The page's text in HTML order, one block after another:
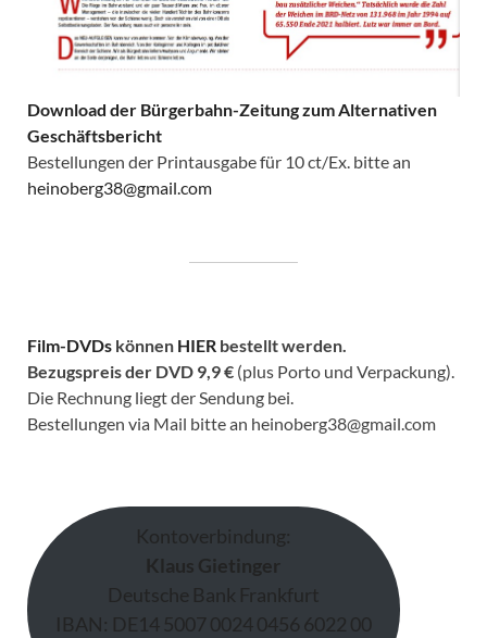
Download der Bürgerbahn-Zeitung zum Alternativen
Geschäftsbericht
Bestellungen der Printausgabe für 10 ct/Ex. bitte an
heinoberg38@gmail.com
Film-DVDs können HIER bestellt werden.
Bezugspreis der DVD 9,9 € (plus Porto und Verpackung).
Die Rechnung liegt der Sendung bei.
Bestellungen via Mail bitte an heinoberg38@gmail.com
Kontoverbindung:
Klaus Gietinger
Deutsche Bank Frankfurt
IBAN: DE14 5007 0024 0456 6022 00